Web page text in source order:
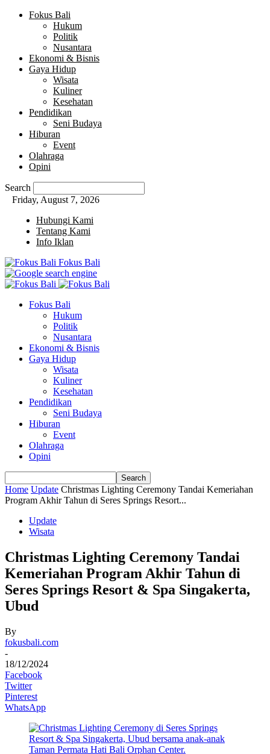
Fokus Bali
Hukum
Politik
Nusantara
Ekonomi & Bisnis
Gaya Hidup
Wisata
Kuliner
Kesehatan
Pendidikan
Seni Budaya
Hiburan
Event
Olahraga
Opini
Search
Friday, August 7, 2026
Hubungi Kami
Tentang Kami
Info Iklan
Fokus Bali
Fokus Bali
Hukum
Politik
Nusantara
Ekonomi & Bisnis
Gaya Hidup
Wisata
Kuliner
Kesehatan
Pendidikan
Seni Budaya
Hiburan
Event
Olahraga
Opini
Home Update Christmas Lighting Ceremony Tandai Kemeriahan
Program Akhir Tahun di Seres Springs Resort...
Update
Wisata
Christmas Lighting Ceremony Tandai
Kemeriahan Program Akhir Tahun di
Seres Springs Resort & Spa Singakerta,
Ubud
By
fokusbali.com
-
18/12/2024
Facebook
Twitter
Pinterest
WhatsApp